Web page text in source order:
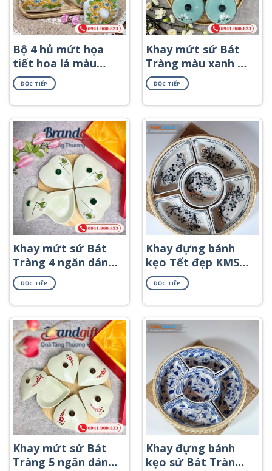
Bộ 4 hủ mứt họa
tiết hoa lá màu
cam KMS-48
ĐỌC TIẾP
Khay mứt sứ Bát
Tràng màu xanh 7
hũ khay gỗ họa
tiết hoa đào trắng
KMS-39
ĐỌC TIẾP
Khay mứt sứ Bát
Tràng 4 ngăn dáng
trái tim khay gỗ
họa tiết búp sen
xanh KMS-57
ĐỌC TIẾP
Khay đựng bánh
kẹo Tết đẹp KMS-
09ĐỌC TIẾP
Khay mứt sứ Bát
Tràng 5 ngăn dáng
Khay đựng bánh
kẹo sứ Bát Tràng